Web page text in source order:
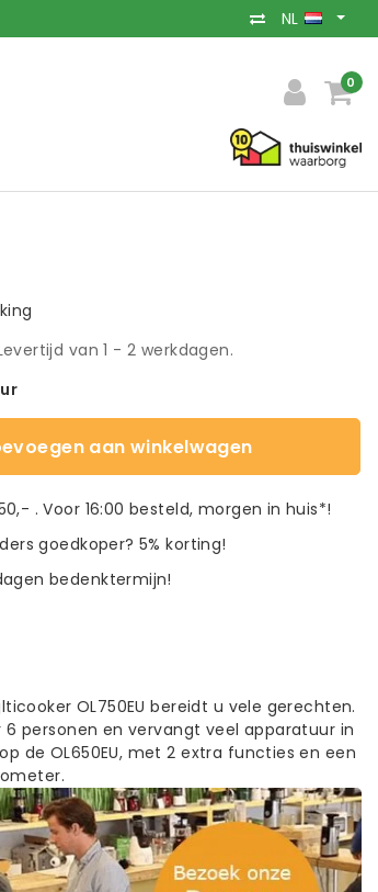
NL
0
van 1 - 2 werkdagen.
aan winkelwagen
. Voor 16:00 besteld, morgen in huis*!
goedkoper? 5% korting!
bedenktermijn!
OL750EU bereidt u vele gerechten.
6 personen en vervangt veel apparatuur in
de OL650EU, met 2 extra functies en een